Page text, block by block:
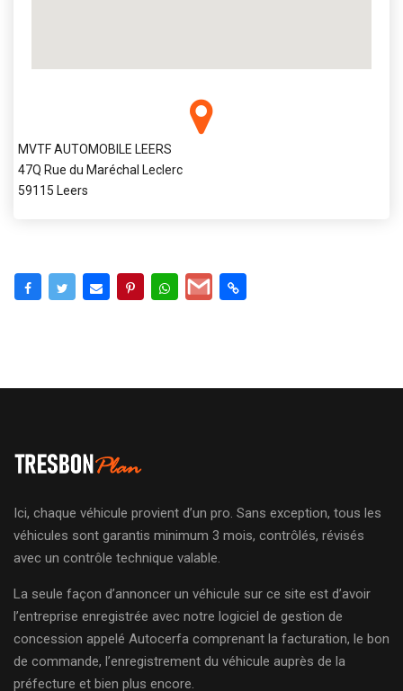
MVTF AUTOMOBILE LEERS
47Q Rue du Maréchal Leclerc
59115 Leers
Ici, chaque véhicule provient d’un pro. Sans exception, tous les
véhicules sont garantis minimum 3 mois, contrôlés, révisés
avec un contrôle technique valable.
La seule façon d’annoncer un véhicule sur ce site est d’avoir
l’entreprise enregistrée avec notre logiciel de gestion de
concession appelé Autocerfa comprenant la facturation, le bon
de commande, l’enregistrement du véhicule auprès de la
préfecture et bien plus encore.